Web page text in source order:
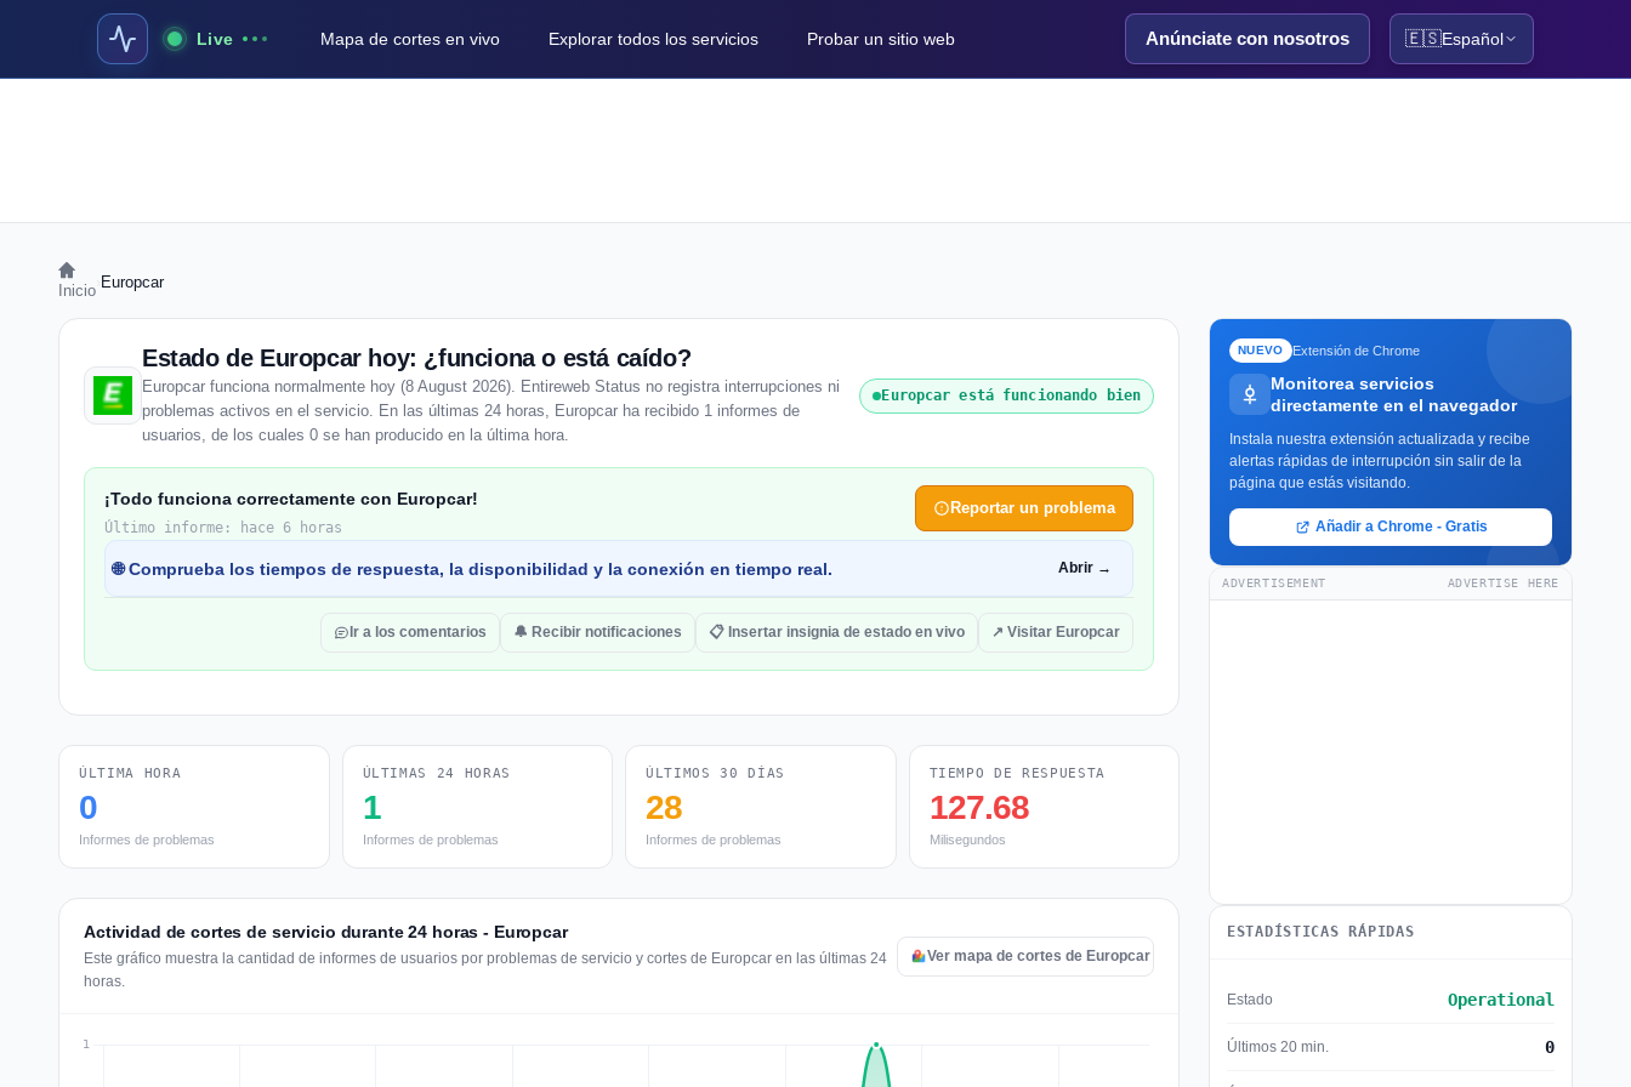
Live Mapa de cortes en vivo Explorar todos los servicios Probar un sitio web Anúnciate con nosotros 🇪🇸Español
Inicio Europcar
Estado de Europcar hoy: ¿funciona o está caído?
Europcar funciona normalmente hoy (8 August 2026). Entireweb Status no registra interrupciones ni
problemas activos en el servicio. En las últimas 24 horas, Europcar ha recibido 1 informes de
usuarios, de los cuales 0 se han producido en la última hora.
Europcar está funcionando bien
¡Todo funciona correctamente con Europcar!
Último informe: hace 6 horas
Reportar un problema
🌐 Comprueba los tiempos de respuesta, la disponibilidad y la conexión en tiempo real. Abrir →
Ir a los comentarios 🔔 Recibir notificaciones 📋 Insertar insignia de estado en vivo ↗ Visitar Europcar
ÚLTIMA HORA
0
Informes de problemas
ÚLTIMAS 24 HORAS
1
Informes de problemas
ÚLTIMOS 30 DÍAS
28
Informes de problemas
TIEMPO DE RESPUESTA
127.68
Milisegundos
Actividad de cortes de servicio durante 24 horas - Europcar
Este gráfico muestra la cantidad de informes de usuarios por problemas de servicio y cortes de Europcar en las últimas 24
horas.
Ver mapa de cortes de Europcar
NUEVO Extensión de Chrome
Monitorea servicios
directamente en el navegador
Instala nuestra extensión actualizada y recibe
alertas rápidas de interrupción sin salir de la
página que estás visitando.
Añadir a Chrome - Gratis
ADVERTISEMENT ADVERTISE HERE
ESTADÍSTICAS RÁPIDAS
Estado Operational
Últimos 20 min. 0